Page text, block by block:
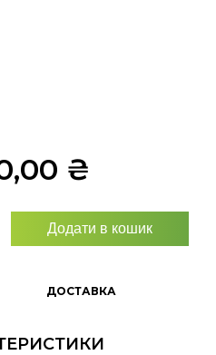
₴
Додати в кошик
ДОСТАВКА